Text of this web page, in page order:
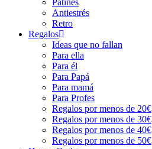
Antiestrés
Retro
Regalos
Ideas que no fallan
Para ella
Para él
Para Papá
Para mamá
Para Profes
Regalos por menos de 20€
Regalos por menos de 30€
Regalos por menos de 40€
Regalos por menos de 50€